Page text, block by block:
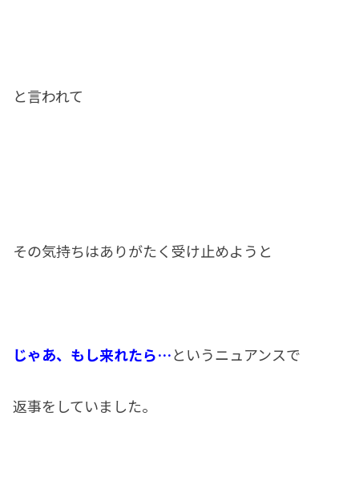
と言われて
その気持ちはありがたく受け止めようと
じゃあ、もし来れたら…というニュアンスで
返事をしていました。